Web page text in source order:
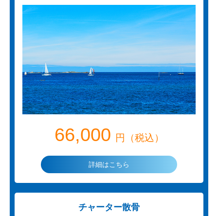
66,000 円（税込）
詳細はこちら
チャーター散骨